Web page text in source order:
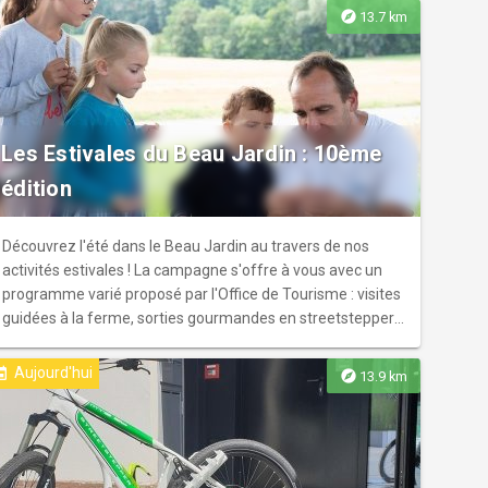
explore 13.7 km
Les Estivales du Beau Jardin : 10ème
édition
Découvrez l'été dans le Beau Jardin au travers de nos
activités estivales ! La campagne s'offre à vous avec un
programme varié proposé par l'Office de Tourisme : visites
guidées à la ferme, sorties gourmandes en streetstepper,
conférencier, après-midi à la ferme pour les petits,
balades au lever et au coucher du soleil, dans la peau d'un
artiste, découverte d'un musée qui va vous plonger des
années en arrière... Pour petits et grands, vivez l'été dans
le Beau Jardin ! Retrouvez le programme détaillé à
explore 13.9 km
Aujourd'hui